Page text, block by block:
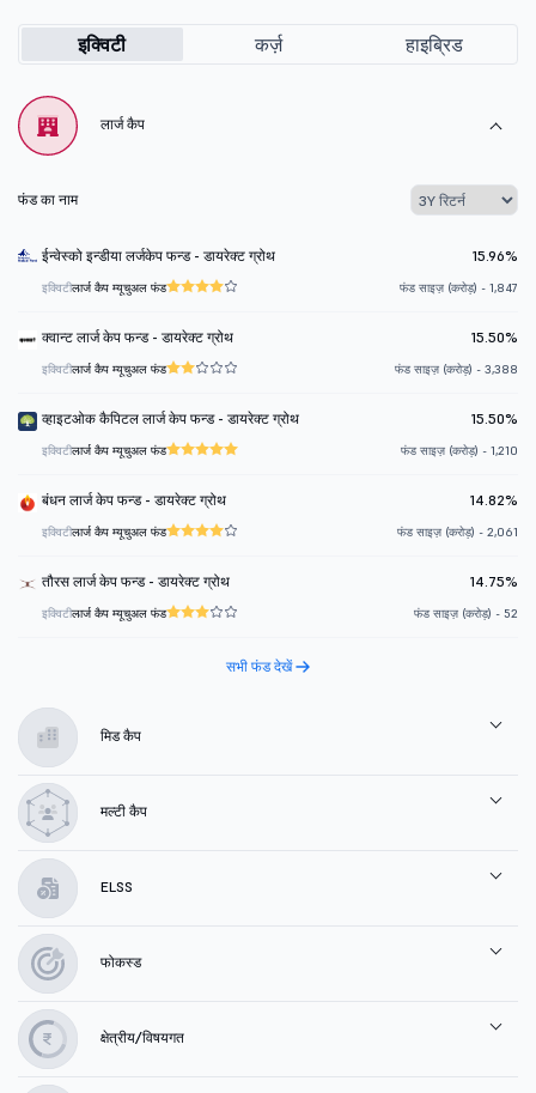
इक्विटी कर्ज़ हाइब्रिड
लार्ज कैप
फंड का नाम
ईन्वेस्को इन्डीया लर्जकेप फन्ड - डायरेक्ट ग्रोथ 15.96%
इक्विटीलार्ज कैप म्यूचुअल फंड फंड साइज़ (करोड़) - 1,847
क्वान्ट लार्ज केप फन्ड - डायरेक्ट ग्रोथ 15.50%
इक्विटीलार्ज कैप म्यूचुअल फंड फंड साइज़ (करोड़) - 3,388
व्हाइटओक कैपिटल लार्ज केप फन्ड - डायरेक्ट ग्रोथ 15.50%
इक्विटीलार्ज कैप म्यूचुअल फंड फंड साइज़ (करोड़) - 1,210
बंधन लार्ज केप फन्ड - डायरेक्ट ग्रोथ 14.82%
इक्विटीलार्ज कैप म्यूचुअल फंड फंड साइज़ (करोड़) - 2,061
तौरस लार्ज केप फन्ड - डायरेक्ट ग्रोथ 14.75%
इक्विटीलार्ज कैप म्यूचुअल फंड फंड साइज़ (करोड़) - 52
सभी फंड देखें
मिड कैप
मल्टी कैप
ELSS
फोकस्ड
क्षेत्रीय/विषयगत